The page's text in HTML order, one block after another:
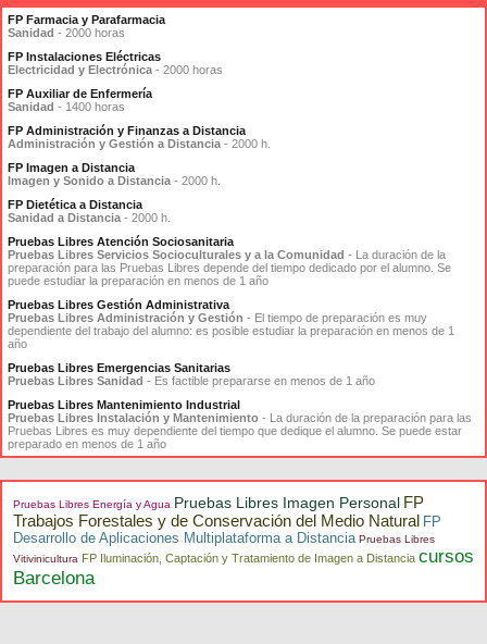
FP Farmacia y Parafarmacia
Sanidad - 2000 horas
FP Instalaciones Eléctricas
Electricidad y Electrónica - 2000 horas
FP Auxiliar de Enfermería
Sanidad - 1400 horas
FP Administración y Finanzas a Distancia
Administración y Gestión a Distancia - 2000 h.
FP Imagen a Distancia
Imagen y Sonido a Distancia - 2000 h.
FP Dietética a Distancia
Sanidad a Distancia - 2000 h.
Pruebas Libres Atención Sociosanitaria
Pruebas Libres Servicios Socioculturales y a la Comunidad - La duración de la
preparación para las Pruebas Libres depende del tiempo dedicado por el alumno. Se
puede estudiar la preparación en menos de 1 año
Pruebas Libres Gestión Administrativa
Pruebas Libres Administración y Gestión - El tiempo de preparación es muy
dependiente del trabajo del alumno: es posible estudiar la preparación en menos de 1
año
Pruebas Libres Emergencias Sanitarias
Pruebas Libres Sanidad - Es factible prepararse en menos de 1 año
Pruebas Libres Mantenimiento Industrial
Pruebas Libres Instalación y Mantenimiento - La duración de la preparación para las
Pruebas Libres es muy dependiente del tiempo que dedique el alumno. Se puede estar
preparado en menos de 1 año
Pruebas Libres Energía y Agua Pruebas Libres Imagen Personal FP
Trabajos Forestales y de Conservación del Medio Natural FP
Desarrollo de Aplicaciones Multiplataforma a Distancia Pruebas Libres
Vitivinicultura FP Iluminación, Captación y Tratamiento de Imagen a Distancia cursos
Barcelona